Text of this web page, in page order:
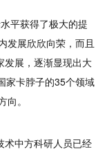
平获得了极大的提
发展欣欣向荣，而且
发展，逐渐显现出大
家卡脖子的35个领域
。
术中方科研人员已经